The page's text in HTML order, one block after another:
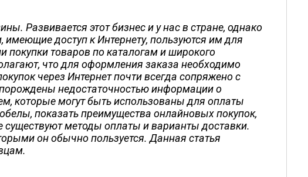
Развивается этот бизнес и у нас в стране, однако
имеющие доступ к Интернету, пользуются им для
покупки товаров по каталогам и широкого
что для оформления заказа необходимо
через Интернет почти всегда сопряжено с
недостаточностью информации о
которые могут быть использованы для оплаты
показать преимущества онлайновых покупок,
существуют методы оплаты и варианты доставки.
он обычно пользуется. Данная статья